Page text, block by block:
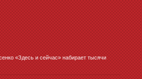
«Здесь и сейчас» набирает тысячи